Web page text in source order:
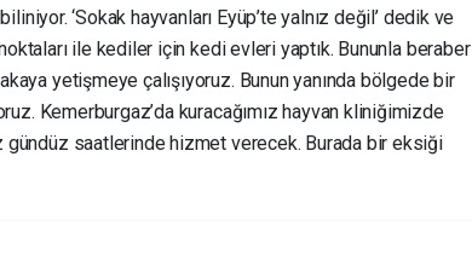
‘Sokak hayvanları Eyüp’te yalnız değil’ dedik ve
ile kediler için kedi evleri yaptık. Bununla beraber
yetişmeye çalışıyoruz. Bunun yanında bölgede bir
Kemerburgaz’da kuracağımız hayvan kliniğimizde
saatlerinde hizmet verecek. Burada bir eksiği